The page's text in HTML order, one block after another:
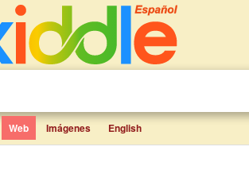
Web Imágenes English